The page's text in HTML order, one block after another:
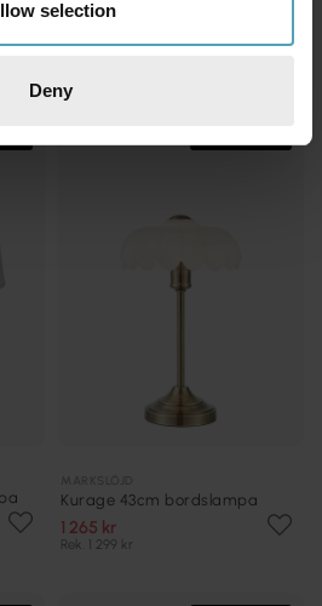
selection
Deny
Sober 38cm bordslampa
524 kr
Kurage 43cm bordslampa
1 265 kr
Rek. 1 299 kr